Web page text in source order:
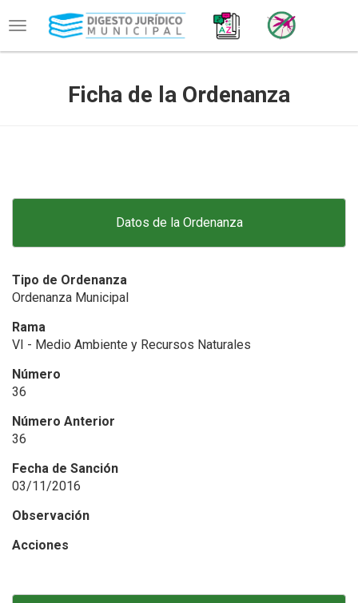
Toggle
Ficha de la Ordenanza
Datos de la Ordenanza
Tipo de Ordenanza
Ordenanza Municipal
Rama
VI - Medio Ambiente y Recursos Naturales
Número
36
Número Anterior
36
Fecha de Sanción
03/11/2016
Observación
Acciones